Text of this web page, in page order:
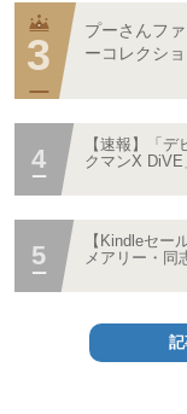
プーさんフ
ーコレクシ
【速報】「
クマンX
【Kindleセー
メアリー・同